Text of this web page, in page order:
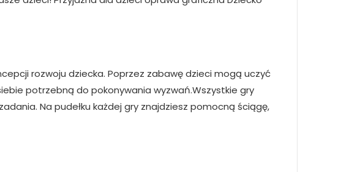
rozwoju dziecka. Poprzez zabawę dzieci mogą uczyć
potrzebną do pokonywania wyzwań.Wszystkie gry
Na pudełku każdej gry znajdziesz pomocną ściągę,